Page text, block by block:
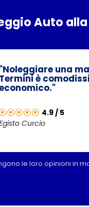
Auto
"Noleggiare una
Termini è
4.9 / 5
Curcio
le loro opinioni in